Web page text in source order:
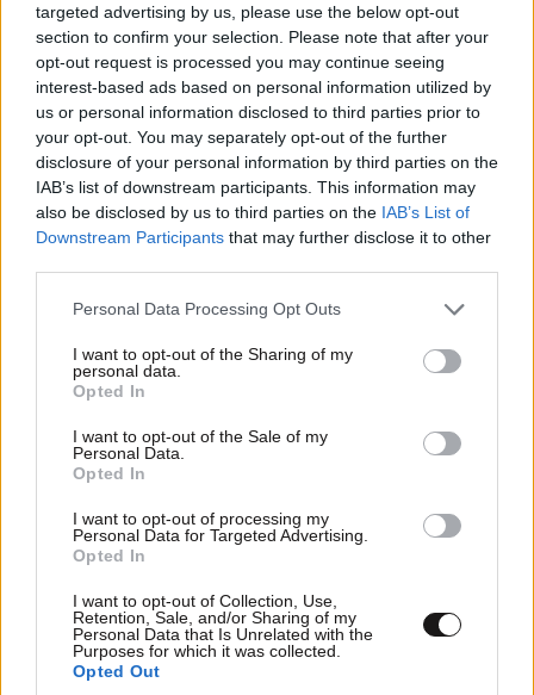
targeted advertising by us, please use the below opt-out
section to confirm your selection. Please note that after your
opt-out request is processed you may continue seeing
interest-based ads based on personal information utilized by
us or personal information disclosed to third parties prior to
your opt-out. You may separately opt-out of the further
disclosure of your personal information by third parties on the
IAB’s list of downstream participants. This information may
also be disclosed by us to third parties on the IAB’s List of
Downstream Participants that may further disclose it to other
Please note that this website/app uses one or more Google
not limited to your visit or usage behaviour. You may click to
grant or deny consent to Google and its third-party tags to
use your data for below specified purposes in below Google
consent section.
Personal Data Processing Opt Outs
I want to opt-out of the Sharing of my
personal data.
Opted In
I want to opt-out of the Sale of my
Personal Data.
Opted In
I want to opt-out of processing my
Personal Data for Targeted Advertising.
Opted In
I want to opt-out of Collection, Use,
Retention, Sale, and/or Sharing of my
Personal Data that Is Unrelated with the
Purposes for which it was collected.
Opted Out
ΔΙΑΤΡΟΦΗ08·08·2026 08:30
Ογκολόγοι προειδοποιούν: Αυτές οι τροφές,
περνούν απαρατήρητες, αλλά καλό είναι να τις
βγάλετε από την καθημερινότητά σας
LIFESTYLE08·08·2026 11:32